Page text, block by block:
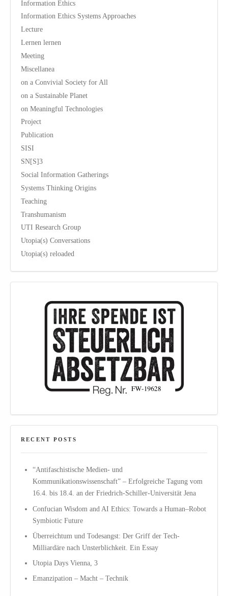
Information Ethics
Information Ethics Systems Approaches
Lecture
Lernen lernen
Meeting
Miscellanea
on a Convivial Society for All
on a Sustainable Planet
on Meaningful Technologies
Project
Publication
SISI
SN[S]3
Social Information Gatherings
Systems Thinking Origins
Teaching
Transhumanism
UTI Research Group
Utopia(s) Conversations
Utopia(s) reloaded
RECENT POSTS
“Antifaschistische Medien- und
Kommunikationswissenschaft” – Erfolgreiche Tagung vom
16.4. bis 18.4. an der Friedrich-Schiller-Universität Jena
Confucian Wisdom and AI Ethics: Towards a Human–Robot
Symbiotic Future
Überreichtum und Todesangst: Der Griff der Tech-
Milliardäre nach Unsterblichkeit. Ein Essay
Utopia Days Vienna, 3
Emanzipation – Macht – Technik